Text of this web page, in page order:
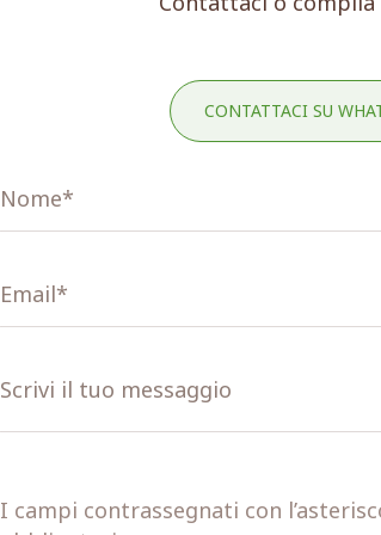
CONTATTACI SU
I campi contrassegnati con